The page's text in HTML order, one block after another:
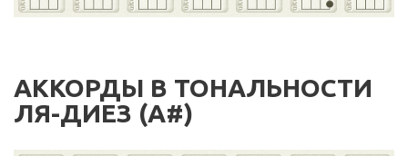
АККОРДЫ В ТОНАЛЬНОСТИ
ЛЯ-ДИЕЗ (A#)